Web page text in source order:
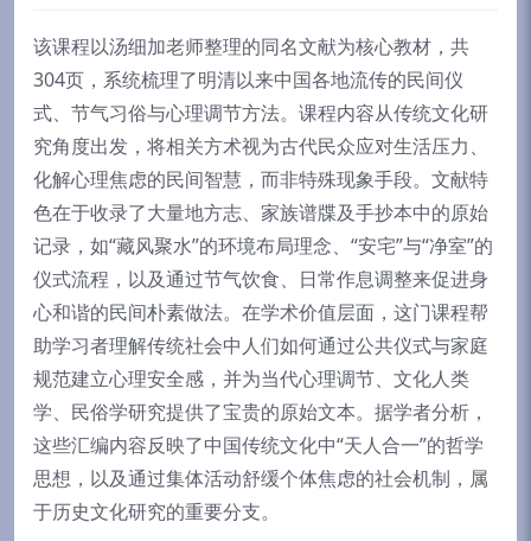
该课程以汤细加老师整理的同名文献为核心教材，共
304页，系统梳理了明清以来中国各地流传的民间仪
式、节气习俗与心理调节方法。课程内容从传统文化研
究角度出发，将相关方术视为古代民众应对生活压力、
化解心理焦虑的民间智慧，而非特殊现象手段。文献特
色在于收录了大量地方志、家族谱牒及手抄本中的原始
记录，如“藏风聚水”的环境布局理念、“安宅”与“净室”的
仪式流程，以及通过节气饮食、日常作息调整来促进身
心和谐的民间朴素做法。在学术价值层面，这门课程帮
助学习者理解传统社会中人们如何通过公共仪式与家庭
规范建立心理安全感，并为当代心理调节、文化人类
学、民俗学研究提供了宝贵的原始文本。据学者分析，
这些汇编内容反映了中国传统文化中“天人合一”的哲学
思想，以及通过集体活动舒缓个体焦虑的社会机制，属
于历史文化研究的重要分支。